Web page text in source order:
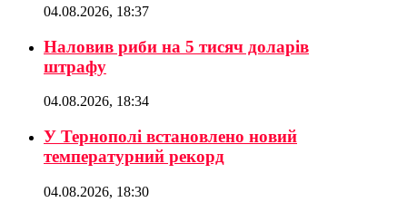
04.08.2026, 18:37
Наловив риби на 5 тисяч доларів
штрафу
04.08.2026, 18:34
У Тернополі встановлено новий
температурний рекорд
04.08.2026, 18:30